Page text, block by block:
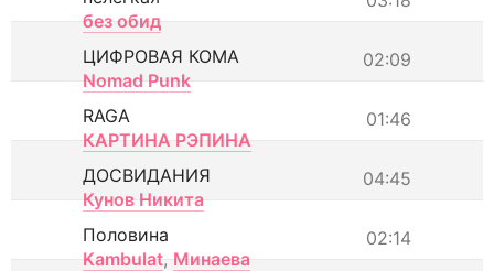
без обид
02:09
ЦИФРОВАЯ КОМА
Nomad Punk
01:46
RAGA
КАРТИНА РЭПИНА
04:45
ДОСВИДАНИЯ
Кунов Никита
02:14
Половина
Kambulat, Минаева